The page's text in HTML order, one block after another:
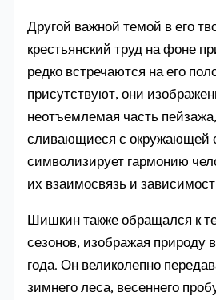
Другой важной темой в его
крестьянский труд на фоне
редко встречаются на его
присутствуют, они
неотъемлемая часть
сливающиеся с окружающей
символизирует гармонию
их взаимосвязь и
Шишкин также обращался к
сезонов, изображая природу
года. Он великолепно
зимнего леса, весеннего